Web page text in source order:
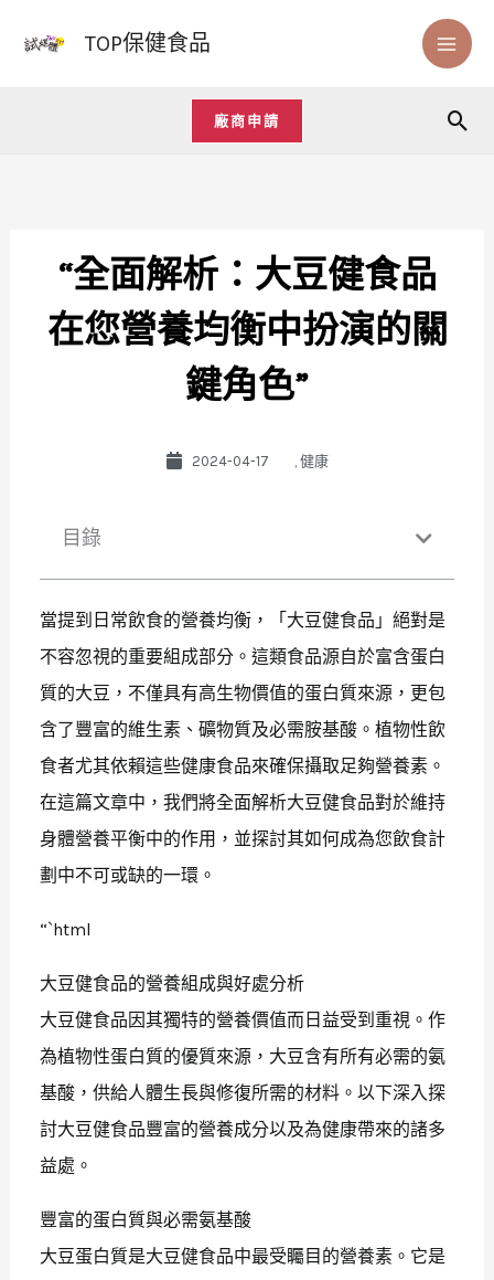
TOP保健食品
廠商申請
搜
“全面解析：大豆健食品
在您營養均衡中扮演的關
鍵角色”
2024-04-17 健康
目錄
當提到日常飲食的營養均衡，「大豆健食品」絕對是
不容忽視的重要組成部分。這類食品源自於富含蛋白
質的大豆，不僅具有高生物價值的蛋白質來源，更包
含了豐富的維生素、礦物質及必需胺基酸。植物性飲
食者尤其依賴這些健康食品來確保攝取足夠營養素。
在這篇文章中，我們將全面解析大豆健食品對於維持
身體營養平衡中的作用，並探討其如何成為您飲食計
劃中不可或缺的一環。
“`html
大豆健食品的營養組成與好處分析
大豆健食品因其獨特的營養價值而日益受到重視。作
為植物性蛋白質的優質來源，大豆含有所有必需的氨
基酸，供給人體生長與修復所需的材料。以下深入探
討大豆健食品豐富的營養成分以及為健康帶來的諸多
益處。
豐富的蛋白質與必需氨基酸
大豆蛋白質是大豆健食品中最受矚目的營養素。它是